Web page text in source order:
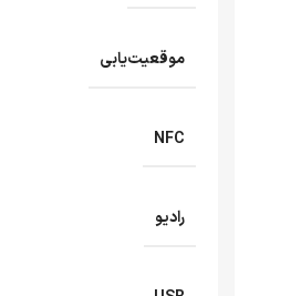
موقعیت‌یابی
NFC
رادیو